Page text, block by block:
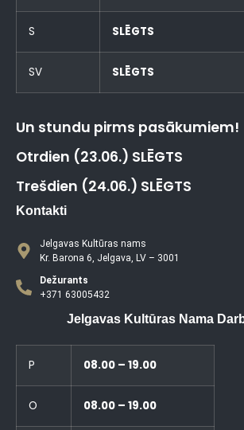
S SLĒGTS
SV SLĒGTS
Un stundu pirms pasākumiem!
Otrdien (23.06.) SLĒGTS
Trešdien (24.06.) SLĒGTS
Kontakti
Jelgavas Kultūras nams
Kr. Barona 6, Jelgava, LV – 3001
Dežurants
+371 63005432
Jelgavas Kultūras Nama
P 08.00 – 19.00
O 08.00 – 19.00